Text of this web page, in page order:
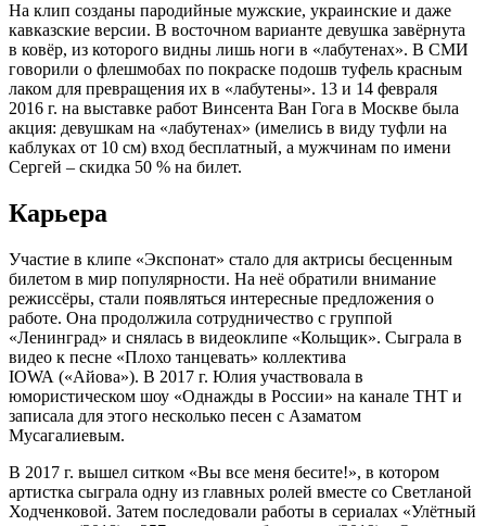
На клип созданы пародийные мужские, украинские и даже
кавказские версии. В восточном варианте девушка завёрнута
в ковёр, из которого видны лишь ноги в «лабутенах». В СМИ
говорили о флешмобах по покраске подошв туфель красным
лаком для превращения их в «лабутены». 13 и 14 февраля
2016 г. на выставке работ Винсента Ван Гога в Москве была
акция: девушкам на «лабутенах» (имелись в виду туфли на
каблуках от 10 см) вход бесплатный, а мужчинам по имени
Сергей – скидка 50 % на билет.
Карьера
Участие в клипе «Экспонат» стало для актрисы бесценным
билетом в мир популярности. На неё обратили внимание
режиссёры, стали появляться интересные предложения о
работе. Она продолжила сотрудничество с группой
«Ленинград» и снялась в видеоклипе «Кольщик». Сыграла в
видео к песне «Плохо танцевать» коллектива
IOWA («Айова»). В 2017 г. Юлия участвовала в
юмористическом шоу «Однажды в России» на канале ТНТ и
записала для этого несколько песен с Азаматом
Мусагалиевым.
В 2017 г. вышел ситком «Вы все меня бесите!», в котором
артистка сыграла одну из главных ролей вместе со Светланой
Ходченковой. Затем последовали работы в сериалах «Улётный